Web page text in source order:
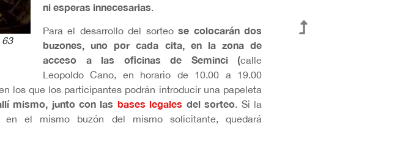
63
ni esperas innecesarias
Para el desarrollo del sorteose colocarán dos
buzones, uno por cada cita, en la zona de
acceso a las oficinas de Seminci (calle
Leopoldo Cano, en horario de 10.00 a 19.00
los que los participantes podrán introducir una papeleta
mismo, junto con las bases legales del sorteo. Si la
el mismo buzón del mismo solicitante, quedará